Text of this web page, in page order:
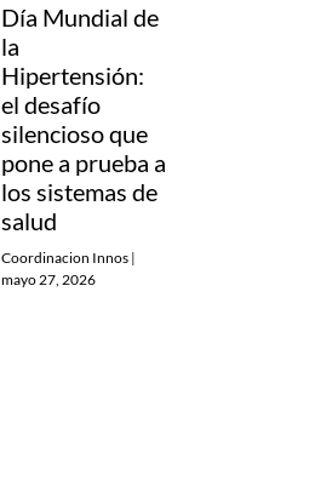
Día Mundial de
la
Hipertensión:
el desafío
silencioso que
pone a prueba a
los sistemas de
salud
Coordinacion Innos |
mayo 27, 2026